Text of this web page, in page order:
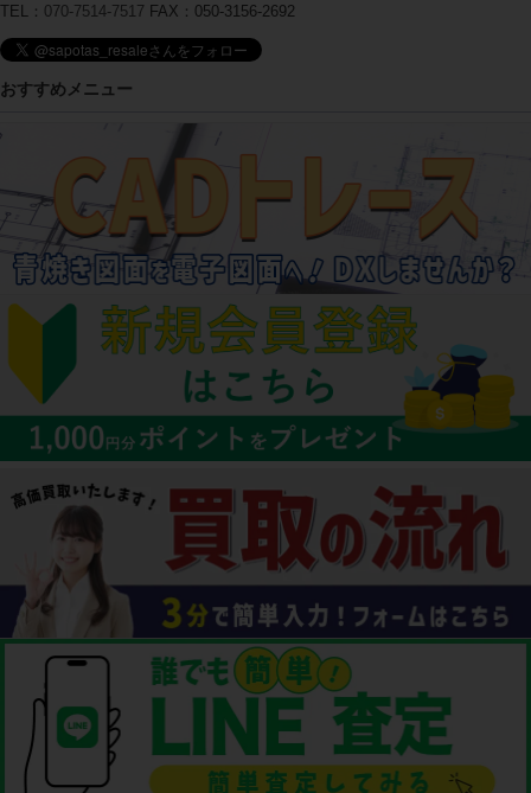
TEL： 070-7514-7517 FAX：050-3156-2692
おすすめメニュー